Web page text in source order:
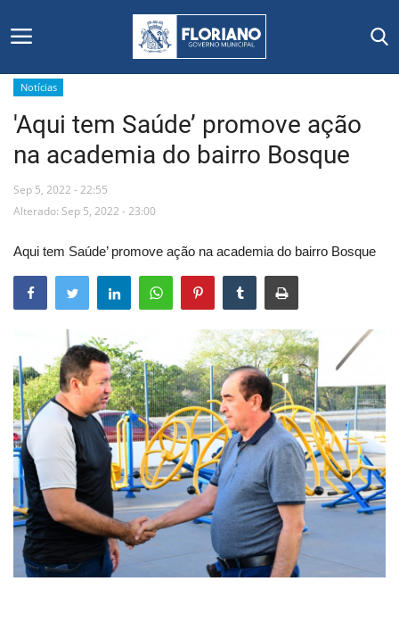
Início
Editais
Floriano
Secretarias e Órgãos
Mural de Licitações
Notícias
Vídeos
Webmail
Contato
Notícias
'Aqui tem Saúde’ promove ação
na academia do bairro Bosque
Sep 5, 2022 - 22:55
Alterado: Sep 5, 2022 - 23:00
Aqui tem Saúde’ promove ação na academia do bairro Bosque